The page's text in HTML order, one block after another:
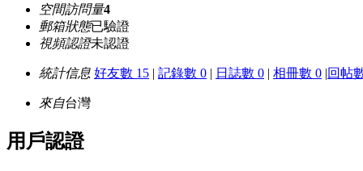
空間訪問量4
郵箱狀態已驗證
視頻認證未認證
統計信息 好友數 15 | 記錄數 0 | 日誌數 0 | 相冊數 0 |回帖
來自台灣
用戶認證